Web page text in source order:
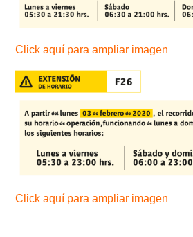
Click aquí para ampliar imagen
Click aquí para ampliar imagen